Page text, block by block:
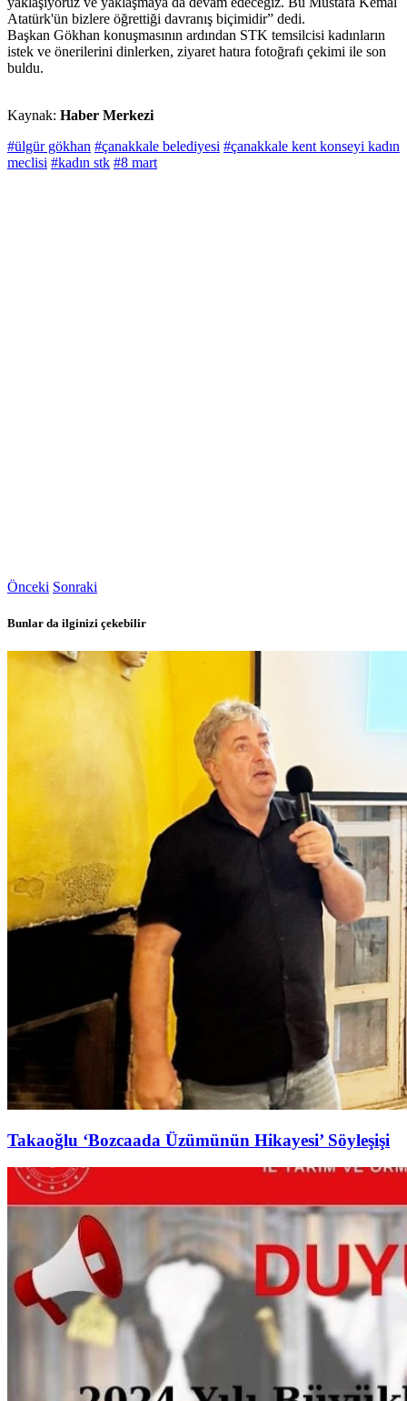
Atatürk'ün bizlere öğrettiği davranış biçimidir” dedi.
Başkan Gökhan konuşmasının ardından STK temsilcisi kadınların
istek ve önerilerini dinlerken, ziyaret hatıra fotoğrafı çekimi ile son
buldu.
Kaynak: Haber Merkezi
#ülgür gökhan #çanakkale belediyesi #çanakkale kent konseyi kadın
meclisi #kadın stk #8 mart
Önceki Sonraki
Bunlar da ilginizi çekebilir
Takaoğlu ‘Bozcaada Üzümünün Hikayesi’ Söyleşişi